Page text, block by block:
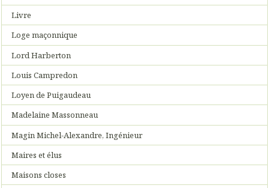
Livre
Loge maçonnique
Lord Harberton
Louis Campredon
Loyen de Puigaudeau
Madelaine Massonneau
Magin Michel-Alexandre, Ingénieur
Maires et élus
Maisons closes